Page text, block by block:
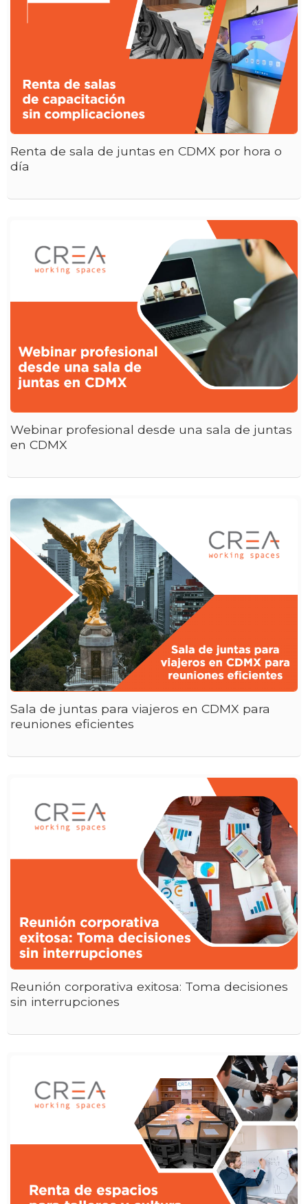
Renta de sala de juntas en CDMX por hora o
día
Webinar profesional desde una sala de juntas
en CDMX
Sala de juntas para viajeros en CDMX para
reuniones eficientes
Reunión corporativa exitosa: Toma decisiones
sin interrupciones